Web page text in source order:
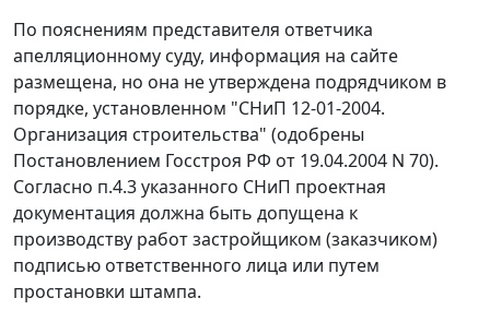
По пояснениям представителя ответчика
апелляционному суду, информация на сайте
размещена, но она не утверждена подрядчиком в
порядке, установленном "СНиП 12-01-2004.
Организация строительства" (одобрены
Постановлением Госстроя РФ от 19.04.2004 N 70).
Согласно п.4.3 указанного СНиП проектная
документация должна быть допущена к
производству работ застройщиком (заказчиком)
подписью ответственного лица или путем
простановки штампа.